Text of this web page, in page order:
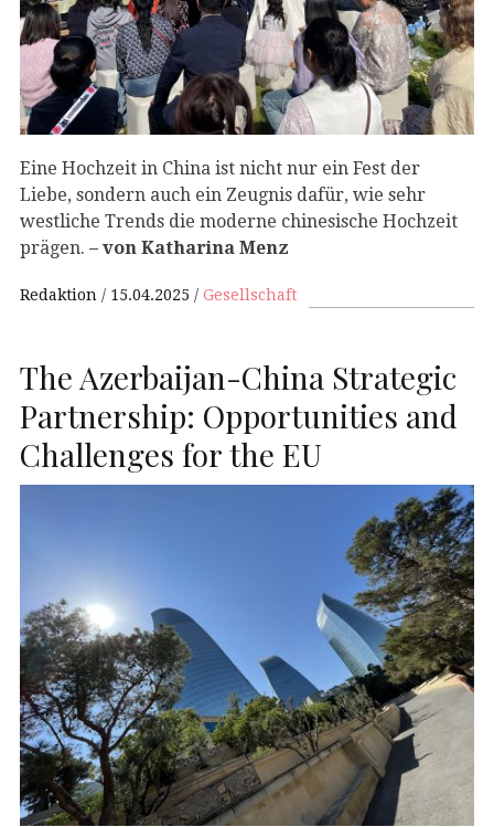
Eine Hochzeit in China ist nicht nur ein Fest der
Liebe, sondern auch ein Zeugnis dafür, wie sehr
westliche Trends die moderne chinesische Hochzeit
prägen. – von Katharina Menz
Redaktion 15.04.2025 Gesellschaft
The Azerbaijan-China Strategic
Partnership: Opportunities and
Challenges for the EU